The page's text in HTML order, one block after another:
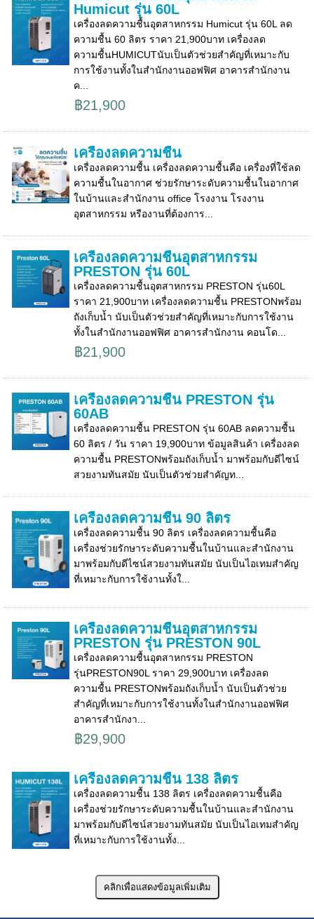
Humicut รุ่น 60L
เครื่องลดความชื้นอุตสาหกรรม Humicut รุ่น 60L ลด
ความชื้น 60 ลิตร ราคา 21,900บาท เครื่องลด
ความชื้นHUMICUTนับเป็นตัวช่วยสำคัญที่เหมาะกับ
การใช้งานทั้งในสำนักงานออฟฟิศ อาคารสำนักงาน
ค...
฿21,900
เครื่องลดความชื้น
เครื่องลดความชื้น เครื่องลดความชื้นคือ เครื่องที่ใช้ลด
ความชื้นในอากาศ ช่วยรักษาระดับความชื้นในอากาศ
ในบ้านและสำนักงาน office โรงงาน โรงงาน
อุตสาหกรรม หรืองานที่ต้องการ...
เครื่องลดความชื้นอุตสาหกรรม
PRESTON รุ่น 60L
เครื่องลดความชื้นอุตสาหกรรม PRESTON รุ่น60L
ราคา 21,900บาท เครื่องลดความชื้น PRESTONพร้อม
ถังเก็บน้ำ นับเป็นตัวช่วยสำคัญที่เหมาะกับการใช้งาน
ทั้งในสำนักงานออฟฟิศ อาคารสำนักงาน คอนโด...
฿21,900
เครื่องลดความชื้น PRESTON รุ่น
60AB
เครื่องลดความชื้น PRESTON รุ่น 60AB ลดความชื้น
60 ลิตร / วัน ราคา 19,900บาท ข้อมูลสินค้า เครื่องลด
ความชื้น PRESTONพร้อมถังเก็บน้ำ มาพร้อมกับดีไซน์
สวยงามทันสมัย นับเป็นตัวช่วยสำคัญท...
เครื่องลดความชื้น 90 ลิตร
เครื่องลดความชื้น 90 ลิตร เครื่องลดความชื้นคือ
เครื่องช่วยรักษาระดับความชื้นในบ้านและสำนักงาน
มาพร้อมกับดีไซน์สวยงามทันสมัย นับเป็นไอเทมสำคัญ
ที่เหมาะกับการใช้งานทั้งใ...
เครื่องลดความชื้นอุตสาหกรรม
PRESTON รุ่น PRESTON 90L
เครื่องลดความชื้นอุตสาหกรรม PRESTON
รุ่นPRESTON90L ราคา 29,900บาท เครื่องลด
ความชื้น PRESTONพร้อมถังเก็บน้ำ นับเป็นตัวช่วย
สำคัญที่เหมาะกับการใช้งานทั้งในสำนักงานออฟฟิศ
อาคารสำนักงา...
฿29,900
เครื่องลดความชื้น 138 ลิตร
เครื่องลดความชื้น 138 ลิตร เครื่องลดความชื้นคือ
เครื่องช่วยรักษาระดับความชื้นในบ้านและสำนักงาน
มาพร้อมกับดีไซน์สวยงามทันสมัย นับเป็นไอเทมสำคัญ
ที่เหมาะกับการใช้งานทั้ง...